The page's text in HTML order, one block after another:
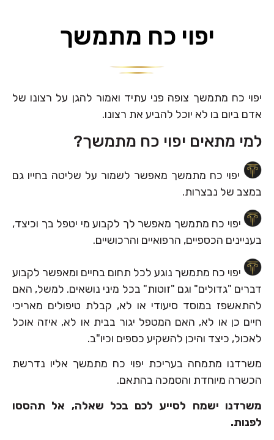
יפוי כח מתמשך
יפוי כח מתמשך צופה פני עתיד ואמור להגן על רצונו של
אדם ביום בו לא יוכל להביע את רצונו.
למי מתאים יפוי כח מתמשך?
יפוי כח מתמשך מאפשר לשמור על שליטה בחייו גם
במצב של נבצרות.
יפוי כח מתמשך מאפשר לך לקבוע מי יטפל בך וכיצד,
בעניינים הכספיים, הרפואיים והרכושיים.
יפוי כח מתמשך נוגע לכל תחום בחיים ומאפשר לקבוע
דברים "גדולים" וגם "זוטות" בכל מיני נושאים. למשל, האם
להתאשפז במוסד סיעודי או לא, קבלת טיפולים מאריכי
חיים כן או לא, האם המטפל יגור בבית או לא, איזה אוכל
לאכול, כיצד והיכן להשקיע כספים וכיו"ב.
משרדנו מתמחה בעריכת יפוי כח מתמשך אליו נדרשת
הכשרה מיוחדת והסמכה בהתאם.
משרדנו ישמח לסייע לכם בכל שאלה, אל תהססו
לפנות.